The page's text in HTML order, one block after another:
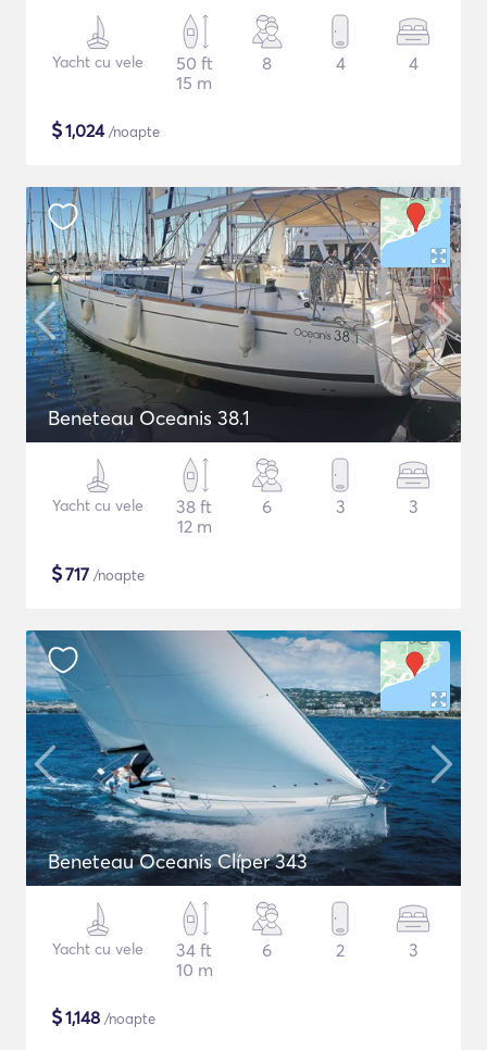
Yacht cu vele
50 ft
15 m
8 4 4
$1,024/noapte
Beneteau Oceanis 38.1
Yacht cu vele
38 ft
12 m
6 3 3
$717 /noapte
Beneteau Oceanis Clíper 343
Yacht cu vele
34 ft
10 m
6 2 3
$1,148 /noapte